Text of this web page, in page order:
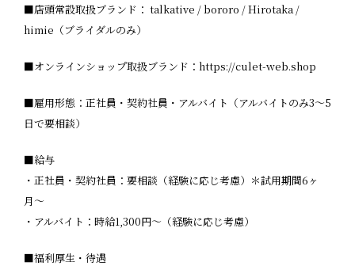
■店頭常設取扱ブランド： talkative / bororo / Hirotaka /
himie（ブライダルのみ）
■オンラインショップ取扱ブランド： https://culet-web.shop
■雇用形態：正社員・契約社員・アルバイト（アルバイトのみ3〜5
日で要相談）
■給与
・正社員・契約社員：要相談（経験に応じ考慮）＊試用期間6ヶ
月〜
・アルバイト：時給1,300円〜（経験に応じ考慮）
■福利厚生・待遇